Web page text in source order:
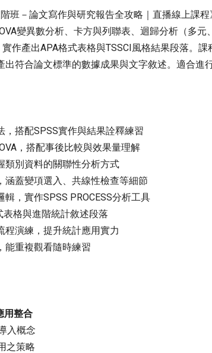
階班－論文寫作與研究報告全攻略｜直播線上課
變異數分析、卡方與列聯表、迴歸分析（多元
作產出APA格式表格與TSSCI風格結果段落。
出符合論文標準的數據成果與文字敘述。適合
搭配SPSS實作與結果詮釋練習
，搭配事後比較與效果量理解
別資料的關聯性分析方式
蓋變項選入、共線性檢查等細節
，實作SPSS PROCESS分析工具
格與進階統計敘述段落
演練，提升統計應用實力
重複觀看隨時練習
用整合
入概念
之策略